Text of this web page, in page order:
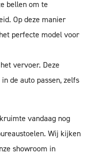
bellen om te
Op deze manier
perfecte model voor
vervoer. Deze
de auto passen, zelfs
vandaag nog
Wij kijken
showroom in